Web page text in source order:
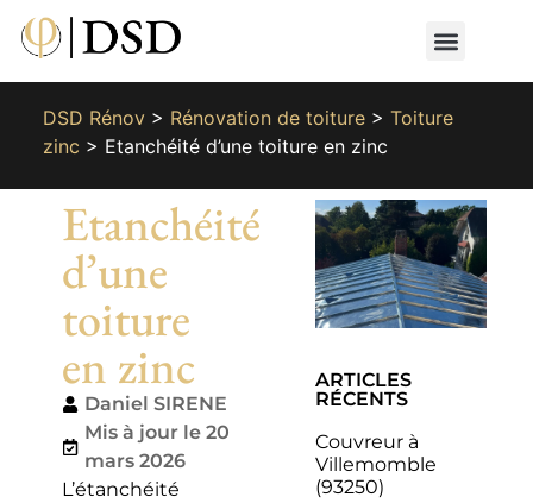
DSD Rénov> Rénovation de toiture> Toiture
zinc > Etanchéité d’une toiture en zinc
Etanchéité
d’une
toiture
en zinc
Daniel SIRENE
Mis à jour le 20
mars 2026
L’étanchéité
ARTICLES
RÉCENTS
Couvreur à
Villemomble
(93250)